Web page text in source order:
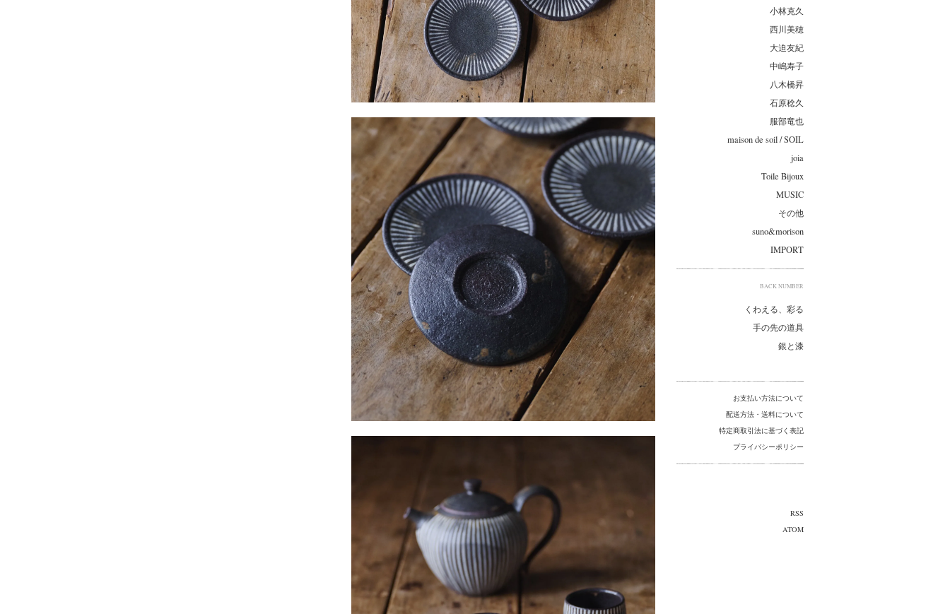
小林克久
西川美穂
大迫友紀
中嶋寿子
八木橋昇
石原稔久
服部竜也
maison de soil / SOIL
joia
Toile Bijoux
MUSIC
その他
suno&morison
IMPORT
BACK NUMBER
くわえる、彩る
手の先の道具
銀と漆
お支払い方法について
配送方法・送料について
特定商取引法に基づく表記
プライバシーポリシー
RSS
ATOM